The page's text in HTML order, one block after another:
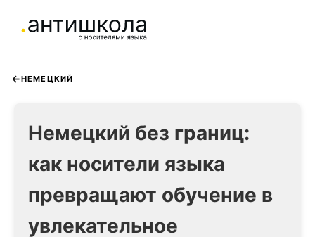
НЕМЕЦКИЙ
Немецкий без границ:
как носители языка
превращают обучение в
увлекательное